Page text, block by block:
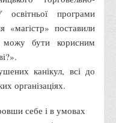
освітньої програми
«магістр» поставили
бути корисним
канікул, всі до
організаціях.
себе і в умовах